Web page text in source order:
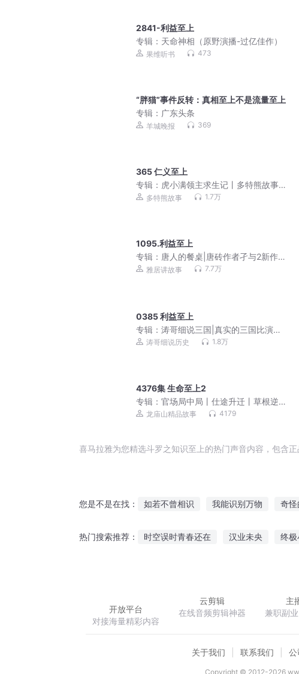
2841-利益至上
专辑： 天命神相（原野演播-过亿佳作）
果维听书 473
“胖猫”事件反转：真相至上不是流量至上
专辑： 广东头条
羊城晚报 369
365 仁义至上
专辑： 虎小满领主求生记丨多特熊故事
丨山海神兽
多特熊故事 1.7万
1095.利益至上
专辑： 唐人的餐桌|唐砖作者孑与2新作|
历史榜一|穿越重生|VIP免费多人
雅居讲故事 7.7万
0385 利益至上
专辑： 涛哥细说三国|真实的三国比演义
更精彩|谢涛全新录制
涛哥细说历史 1.8万
4376集 生命至上2
专辑： 官场局中局丨仕途升迁丨草根逆
袭丨青云直上丨多人剧
龙庙山精品故事 4179
喜马拉雅为您精选斗罗之知识至上的热门声音内容，包含
您是不是在找： 如若不曾相识 我能识别万物 奇怪
热门搜索推荐： 时空误时青春还在 汉业未央 终极
开放平台
对接海量精彩内容
云剪辑
在线音频剪辑神器
主
兼职副
关于我们 联系我们 公
Copyright © 2012-2026